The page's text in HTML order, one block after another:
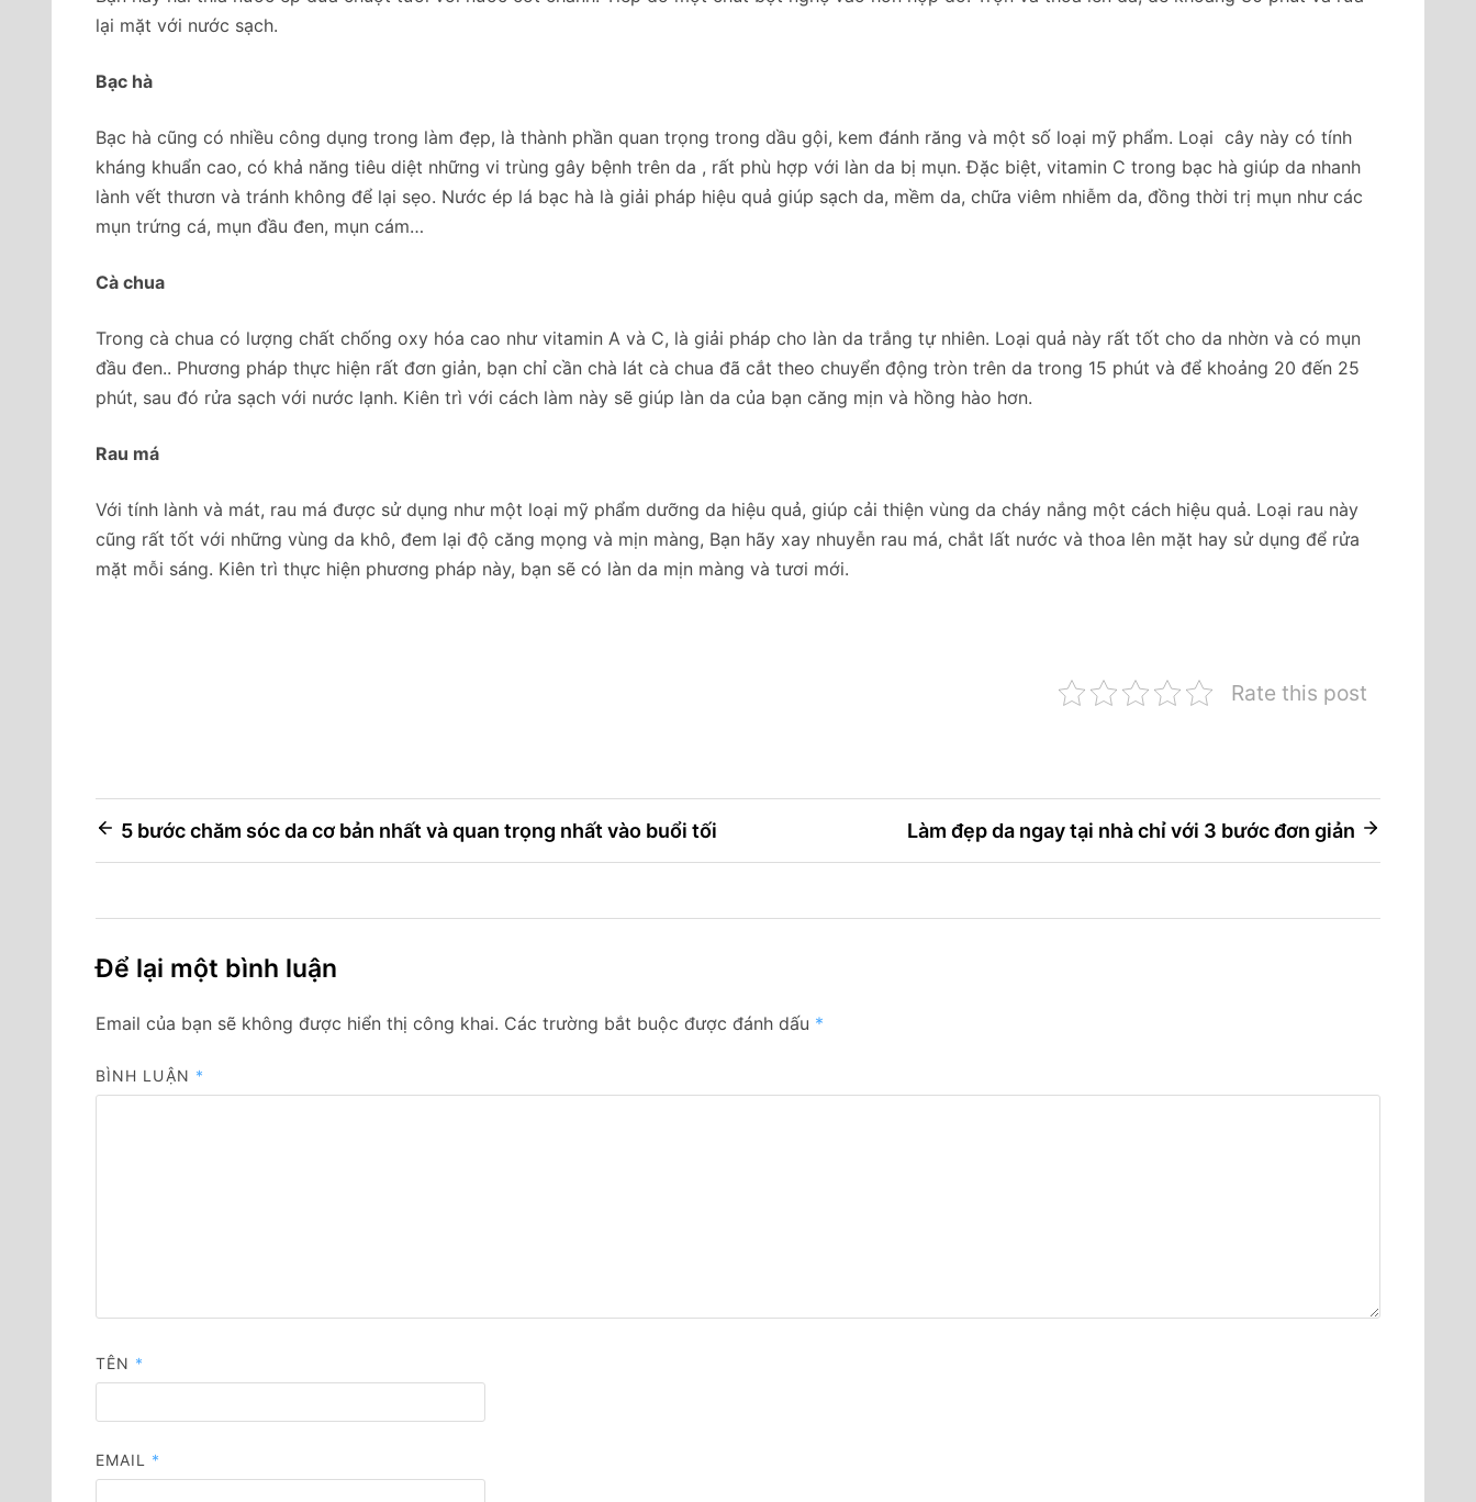
lại mặt với nước sạch.
Bạc hà
Bạc hà cũng có nhiều công dụng trong làm đẹp, là thành phần quan trọng trong dầu gội, kem đánh răng và một số loại mỹ phẩm. Loại cây này có tính
kháng khuẩn cao, có khả năng tiêu diệt những vi trùng gây bệnh trên da , rất phù hợp với làn da bị mụn. Đặc biệt, vitamin C trong bạc hà giúp da nhanh
lành vết thươn và tránh không để lại sẹo. Nước ép lá bạc hà là giải pháp hiệu quả giúp sạch da, mềm da, chữa viêm nhiễm da, đồng thời trị mụn như các
mụn trứng cá, mụn đầu đen, mụn cám…
Cà chua
Trong cà chua có lượng chất chống oxy hóa cao như vitamin A và C, là giải pháp cho làn da trắng tự nhiên. Loại quả này rất tốt cho da nhờn và có mụn
đầu đen.. Phương pháp thực hiện rất đơn giản, bạn chỉ cần chà lát cà chua đã cắt theo chuyển động tròn trên da trong 15 phút và để khoảng 20 đến 25
phút, sau đó rửa sạch với nước lạnh. Kiên trì với cách làm này sẽ giúp làn da của bạn căng mịn và hồng hào hơn.
Rau má
Với tính lành và mát, rau má được sử dụng như một loại mỹ phẩm dưỡng da hiệu quả, giúp cải thiện vùng da cháy nắng một cách hiệu quả. Loại rau này
cũng rất tốt với những vùng da khô, đem lại độ căng mọng và mịn màng, Bạn hãy xay nhuyễn rau má, chắt lất nước và thoa lên mặt hay sử dụng để rửa
mặt mỗi sáng. Kiên trì thực hiện phương pháp này, bạn sẽ có làn da mịn màng và tươi mới.
Rate this post
Điều
hướng
bài
viết
5 bước chăm sóc da cơ bản nhất và quan trọng nhất vào buổi tối Làm đẹp da ngay tại nhà chỉ với 3 bước đơn giản
Để lại một bình luận
Email của bạn sẽ không được hiển thị công khai. Các trường bắt buộc được đánh dấu *
BÌNH LUẬN *
TÊN *
EMAIL *